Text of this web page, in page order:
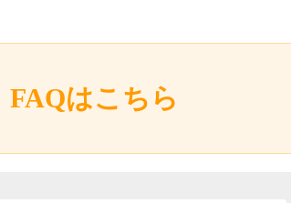
FAQはこちら